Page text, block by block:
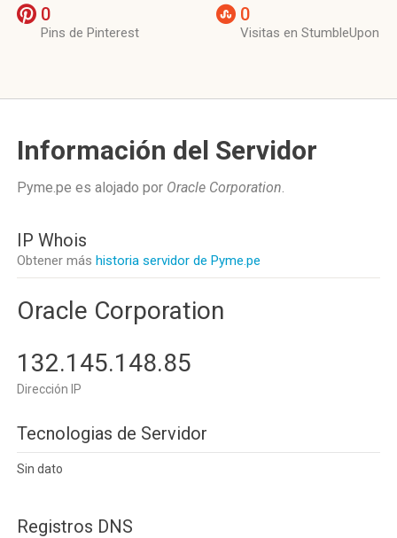
0
Pins de Pinterest
0
Visitas en StumbleUpon
Información del Servidor
Pyme.pe es alojado por Oracle Corporation.
IP Whois
Obtener más historia servidor de Pyme.pe
Oracle Corporation
132.145.148.85
Dirección IP
Tecnologias de Servidor
Sin dato
Registros DNS